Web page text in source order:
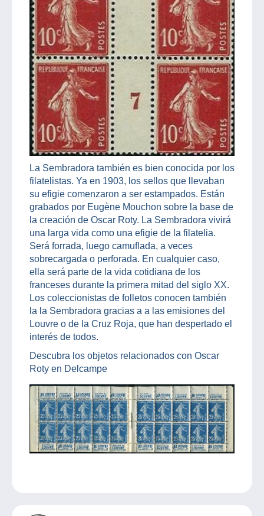
La Sembradora también es bien conocida por los
filatelistas. Ya en 1903, los sellos que llevaban
su efigie comenzaron a ser estampados. Están
grabados por Eugène Mouchon sobre la base de
la creación de Oscar Roty. La Sembradora vivirá
una larga vida como una efigie de la filatelia.
Será forrada, luego camuflada, a veces
sobrecargada o perforada. En cualquier caso,
ella será parte de la vida cotidiana de los
franceses durante la primera mitad del siglo XX.
Los coleccionistas de folletos conocen también
la la Sembradora gracias a a las emisiones del
Louvre o de la Cruz Roja, que han despertado el
interés de todos.
Descubra los objetos relacionados con Oscar
Roty en Delcampe